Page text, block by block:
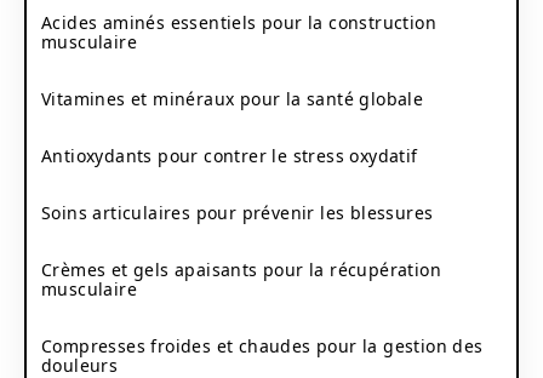
Acides aminés essentiels pour la construction
musculaire
Vitamines et minéraux pour la santé globale
Antioxydants pour contrer le stress oxydatif
Soins articulaires pour prévenir les blessures
Crèmes et gels apaisants pour la récupération
musculaire
Compresses froides et chaudes pour la gestion des
douleurs